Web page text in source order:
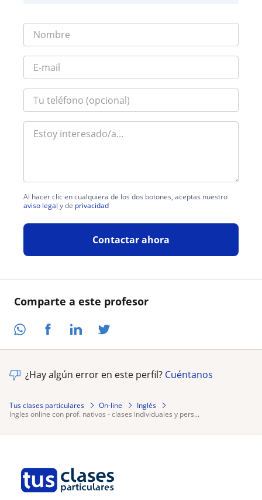
Comparte a este profesor
Al hacer clic en cualquiera de los dos botones, aceptas nuestro
aviso legal y de privacidad
Contactar ahora
¿Hay algún error en este perfil? Cuéntanos
Tus clases particulares On-line
Inglés
ingles online con prof. nativos - clases individuales y pers...